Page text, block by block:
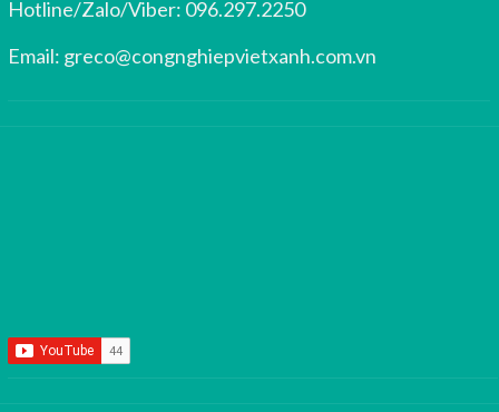
Hotline/Zalo/Viber: 096.297.2250
Email: greco@congnghiepvietxanh.com.vn